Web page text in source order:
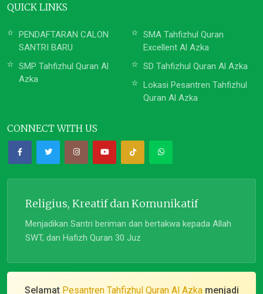
QUICK LINKS
PENDAFTARAN CALON
SANTRI BARU
SMA Tahfizhul Quran
Excellent Al Azka
SMP Tahfizhul Quran Al
Azka
SD Tahfizhul Quran Al Azka
Lokasi Pesantren Tahfizhul
Quran Al Azka
CONNECT WITH US
Religius, Kreatif dan Komunikatif
Menjadikan Santri beriman dan bertakwa kepada Allah
SWT, dan Hafizh Quran 30 Juz
Selamat Pesantren Tahfizhul Quran Al Azkamenjadi